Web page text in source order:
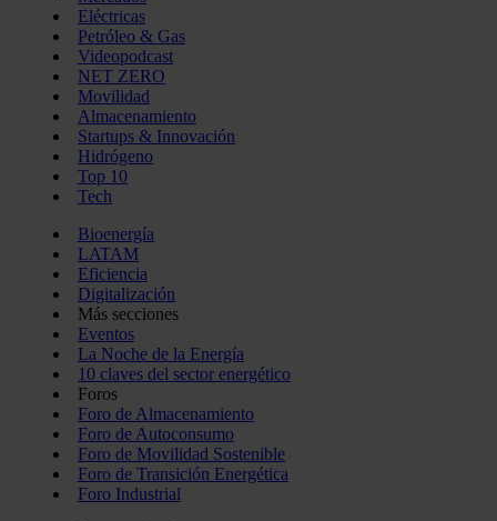
Eléctricas
Petróleo & Gas
Videopodcast
NET ZERO
Movilidad
Almacenamiento
Startups & Innovación
Hidrógeno
Top 10
Tech
Bioenergía
LATAM
Eficiencia
Digitalización
Más secciones
Eventos
La Noche de la Energía
10 claves del sector energético
Foros
Foro de Almacenamiento
Foro de Autoconsumo
Foro de Movilidad Sostenible
Foro de Transición Energética
Foro Industrial